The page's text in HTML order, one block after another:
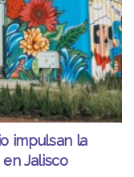
impulsan la
Jalisco